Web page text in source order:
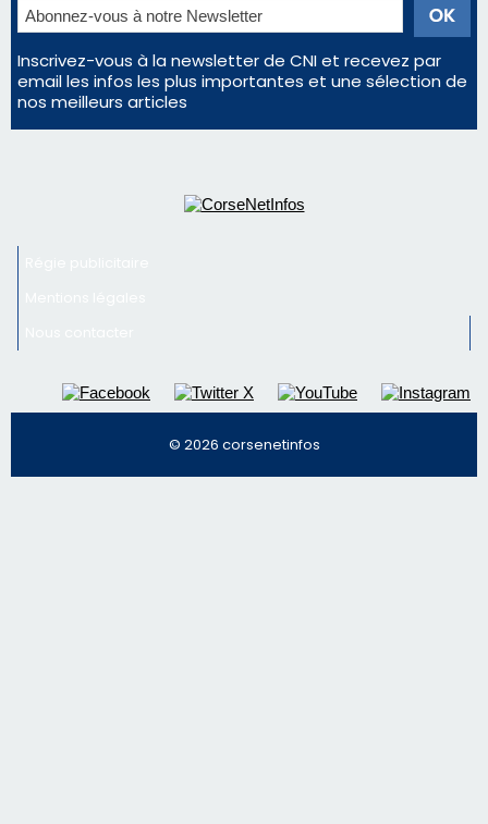
Inscrivez-vous à la newsletter de CNI et recevez par
email les infos les plus importantes et une sélection de
nos meilleurs articles
© 2026 corsenetinfos